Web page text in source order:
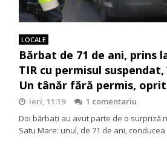
LOCALE
Bărbat de 71 de ani, prins
TIR cu permisul
Un tânăr fără permis,
ieri, 11:19
1 comentariu
Doi bărbați au avut parte de o surpriză
Satu Mare: unul, de 71 de ani,